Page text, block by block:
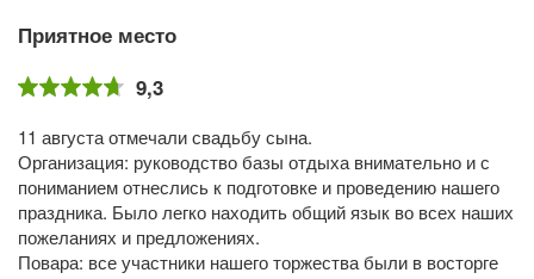
Приятное место
9,3
11 августа отмечали свадьбу сына.
Организация: руководство базы отдыха внимательно и с
пониманием отнеслись к подготовке и проведению нашего
праздника. Было легко находить общий язык во всех наших
пожеланиях и предложениях.
Повара: все участники нашего торжества были в восторге